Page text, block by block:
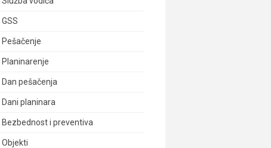
GSS
Pešačenje
Planinarenje
Dan pešačenja
Dani planinara
Bezbednost i preventiva
Objekti